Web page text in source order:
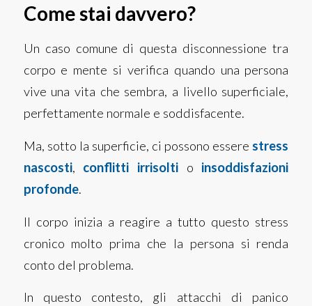
Come stai davvero?
Un caso comune di questa disconnessione tra
corpo e mente si verifica quando una persona
vive una vita che sembra, a livello superficiale,
perfettamente normale e soddisfacente.
Ma, sotto la superficie, ci possono essere stress
nascosti, conflitti irrisolti o insoddisfazioni
profonde.
Il corpo inizia a reagire a tutto questo stress
cronico molto prima che la persona si renda
conto del problema.
In questo contesto, gli attacchi di panico